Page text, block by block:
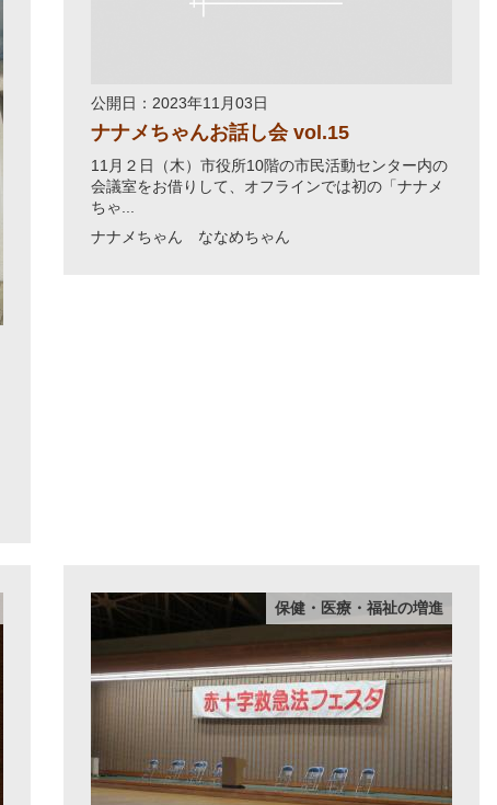
公開日：2023年11月03日
ナナメちゃんお話し会 vol.15
11月２日（木）市役所10階の市民活動センター内の
会議室をお借りして、オフラインでは初の「ナナメ
ちゃ...
ナナメちゃん ななめちゃん
保健・医療・福祉の増進